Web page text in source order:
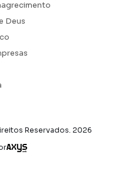
Deus
Reservados. 2026